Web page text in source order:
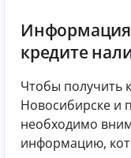
Информация
кредите
Чтобы получить
Новосибирске и
необходимо
информацию,